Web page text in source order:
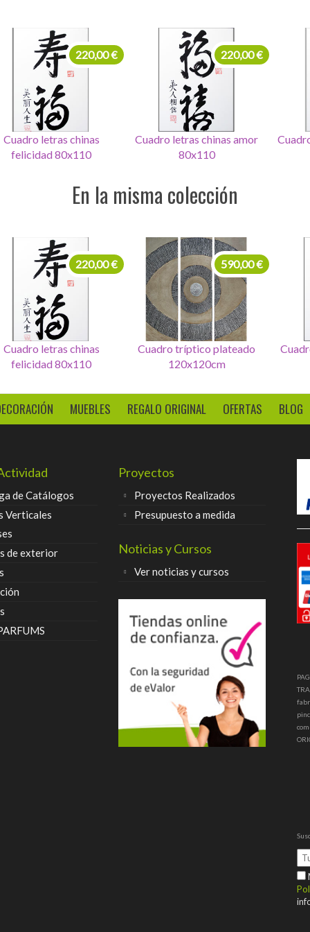
letras chinas amor
80x110
220,00 €
Cuadro letras chinas dinero
80x110
220,00 €
En la misma colección
de 4 Cuadros letras
seurte
99,00 €
Cuadro letras chinas
felicidad 80x110
220,00 €
MUEBLES REGALO ORIGINAL OFERTAS BLOG
de Catálogos
Verticales
de exterior
Proyectos
Proyectos Realizados
Presupuesto a medida
Noticias y Cursos
Ver noticias y cursos